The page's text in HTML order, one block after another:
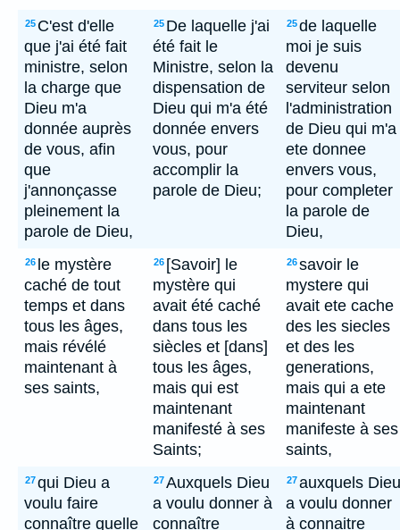
25 C'est d'elle
que j'ai été fait
ministre, selon
la charge que
Dieu m'a
donnée auprès
de vous, afin
que
j'annonçasse
pleinement la
parole de Dieu,
25 De laquelle j'ai
été fait le
Ministre, selon la
dispensation de
Dieu qui m'a été
donnée envers
vous, pour
accomplir la
parole de Dieu;
25de laquelle
moi je suis
devenu
serviteur selon
l'administration
de Dieu qui m'a
ete donnee
envers vous,
pour completer
la parole de
Dieu,
26 le mystère
caché de tout
temps et dans
tous les âges,
mais révélé
maintenant à
ses saints,
26 [Savoir] le
mystère qui
avait été caché
dans tous les
siècles et [dans]
tous les âges,
mais qui est
maintenant
manifesté à ses
Saints;
26savoir le
mystere qui
avait ete cache
des les siecles
et des les
generations,
mais qui a ete
maintenant
manifeste à ses
saints,
27qui Dieu a
voulu faire
connaître quelle
27Auxquels Dieu
a voulu donner à
connaître
27auxquels Dieu
a voulu donner
à connaitre